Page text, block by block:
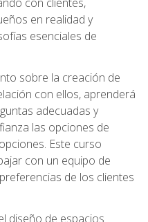
en realidad y
esenciales de
sobre la creación de
con ellos, aprenderá
adecuadas y
las opciones de
Este curso
con un equipo de
de los clientes
diseño de espacios